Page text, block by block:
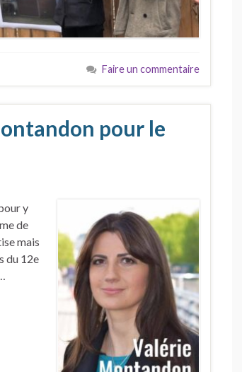
Faire un commentaire
pour le
y
de
mais
du 12e